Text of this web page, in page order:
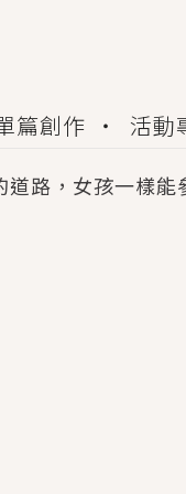
篇創作 活動
路，女孩一樣能
廣宣資源、專屬
哭什麼？》追妻
的香氣、互相
觀，無法抗拒的
型，但現實中買
也無法改變的永